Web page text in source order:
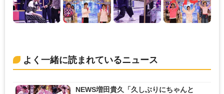
よく一緒に読まれているニュース
NEWS増田貴久「久しぶりにちゃんと